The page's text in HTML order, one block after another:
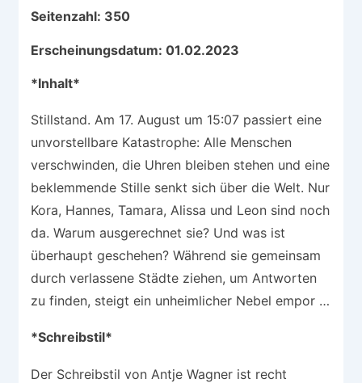
Seitenzahl: 350
Erscheinungsdatum: 01.02.2023
*Inhalt*
Stillstand. Am 17. August um 15:07 passiert eine
unvorstellbare Katastrophe: Alle Menschen
verschwinden, die Uhren bleiben stehen und eine
beklemmende Stille senkt sich über die Welt. Nur
Kora, Hannes, Tamara, Alissa und Leon sind noch
da. Warum ausgerechnet sie? Und was ist
überhaupt geschehen? Während sie gemeinsam
durch verlassene Städte ziehen, um Antworten
zu finden, steigt ein unheimlicher Nebel empor …
*Schreibstil*
Der Schreibstil von Antje Wagner ist recht